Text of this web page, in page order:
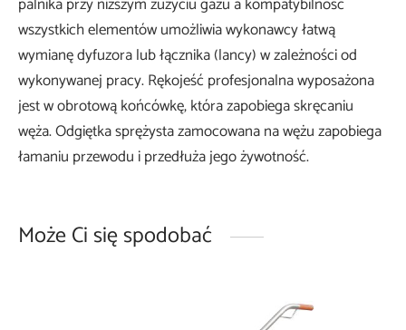
wszystkich elementów umożliwia wykonawcy łatwą
wymianę dyfuzora lub łącznika (lancy) w zależności od
wykonywanej pracy. Rękojeść profesjonalna wyposażona
jest w obrotową końcówkę, która zapobiega skręcaniu
węża. Odgiętka sprężysta zamocowana na wężu zapobiega
łamaniu przewodu i przedłuża jego żywotność.
Może Ci się spodobać